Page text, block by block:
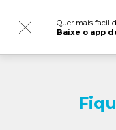
Quer mais
Baixe o app